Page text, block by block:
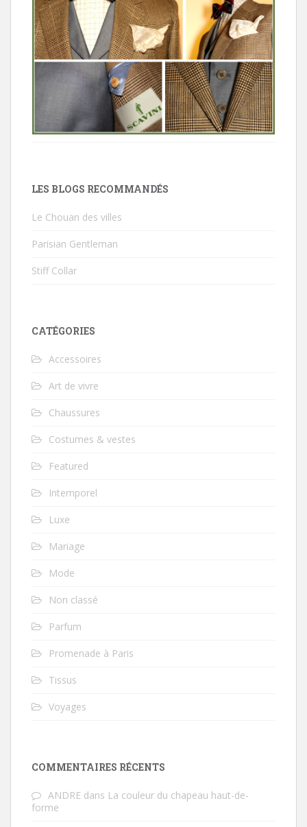
LES BLOGS RECOMMANDÉS
Le Chouan des villes
Parisian Gentleman
Stiff Collar
CATÉGORIES
Accessoires
Art de vivre
Chaussures
Costumes & vestes
Featured
Intemporel
Luxe
Mariage
Mode
Non classé
Parfum
Promenade à Paris
Tissus
Voyages
COMMENTAIRES RÉCENTS
ANDRE dans La couleur du chapeau haut-de-
forme